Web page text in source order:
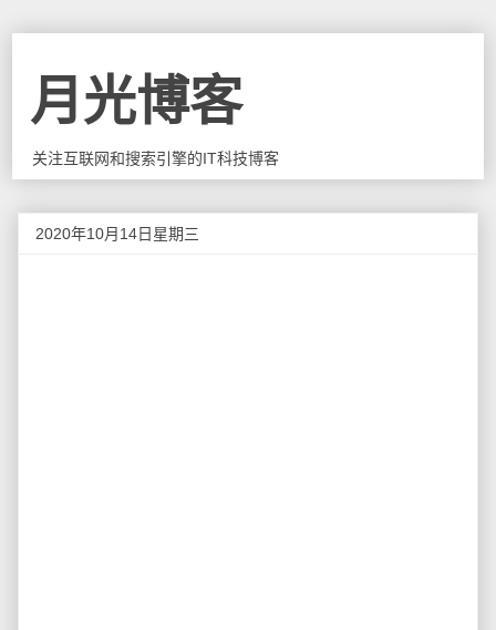
月光博客
关注互联网和搜索引擎的IT科技博客
2020年10月14日星期三